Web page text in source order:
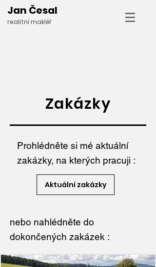
Jan Česal
realitní makléř
Zakázky
Prohlédněte si mé aktuální
zakázky, na kterých pracuji :
Aktuální zakázky
nebo nahlédněte do
dokončených zakázek :